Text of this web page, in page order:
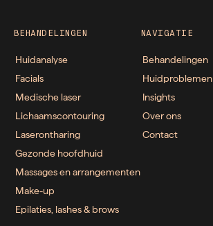
BEHANDELINGEN
Huidanalyse
Facials
Medische laser
Lichaamscontouring
Laserontharing
Gezonde hoofdhuid
Massages en arrangementen
Make-up
Epilaties, lashes & brows
NAVIGATIE
Behandelingen
Huidproblemen
Insights
Over ons
Contact